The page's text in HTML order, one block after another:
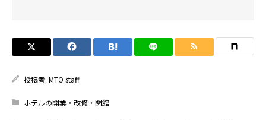
投稿者: MTO staff
ホテルの開業・改修・閉館